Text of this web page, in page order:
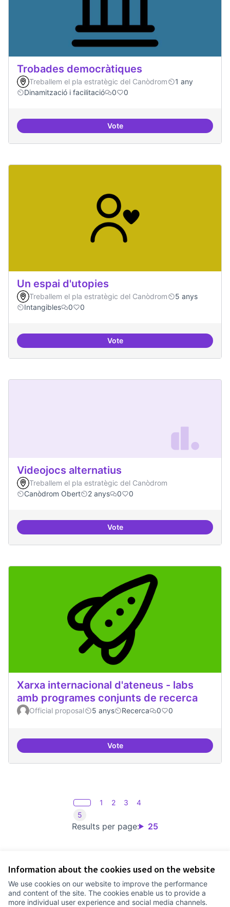
Information about the cookies used on the website
We use cookies on our website to improve the performance
and content of the site. The cookies enable us to provide a
more individual user experience and social media channels.
Trobades democràtiques
Treballem el pla estratègic del Canòdrom
1 any
Dinamització i facilitació
0 0
VoteTrobades democràtiques
Un espai d'utopies
Treballem el pla estratègic del Canòdrom
5 anys
Intangibles
0 0
VoteUn espai d'utopies
Videojocs alternatius
Treballem el pla estratègic del Canòdrom
Canòdrom Obert
2 anys 0 0
VoteVideojocs alternatius
Xarxa internacional d'ateneus - labs
amb programes conjunts de recerca
Official proposal 5 anys Recerca 0 0
VoteXarxa internacional d'ateneus -
Results per page: 25
1 2 3
4
5
Cookie settings
Comunitat Canòdrom at Facebook
(External link)
Comunitat Canòdrom at Instagram
(External link)
Comunitat Canòdrom at YouTube
(External link)
English
Triar la llengua Elegir el idiomaChoose language